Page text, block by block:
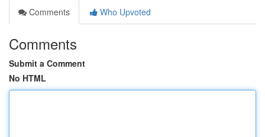
Comments
Who Upvoted
Comments
Submit a Comment
No HTML